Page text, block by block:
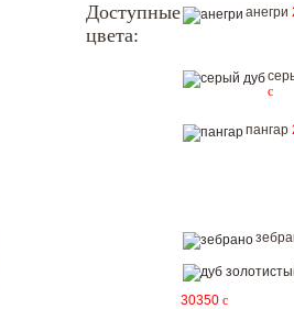
Доступные
цвета:
анегри
c
пангар
30350 c